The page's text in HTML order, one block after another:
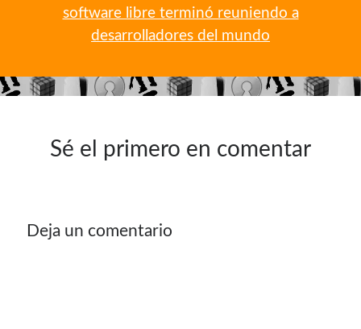
Enlaces de mi sitio viejo
GNU/Linux
Tutoriales
software libre terminó reuniendo a
desarrolladores del mundo
Sé el primero en comentar
Deja un comentario